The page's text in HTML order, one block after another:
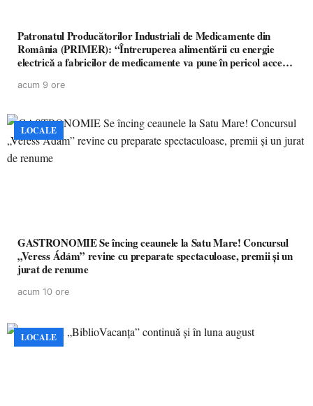
Patronatul Producătorilor Industriali de Medicamente din
România (PRIMER): “Întreruperea alimentării cu energie
electrică a fabricilor de medicamente va pune în pericol accesul
acum 9 ore
LOCALE
GASTRONOMIE Se încing ceaunele la Satu Mare! Concursul
„Veress Ádám” revine cu preparate spectaculoase, premii și un
jurat de renume
acum 10 ore
LOCALE